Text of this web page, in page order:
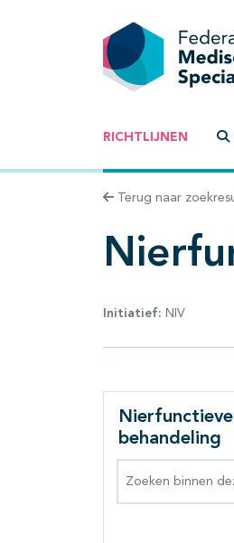
RICHTLIJNEN
Terug naar
Initiatief: NIV
behandeling